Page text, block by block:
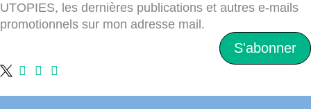
UTOPIES, les dernières publications et autres e-mails
promotionnels sur mon adresse mail.
S'abonner